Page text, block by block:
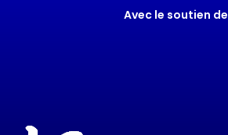
Avec le soutien de